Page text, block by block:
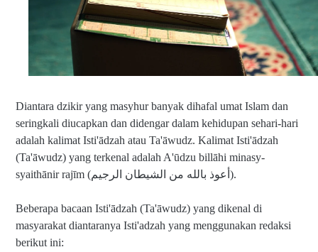
Diantara dzikir yang masyhur banyak dihafal umat Islam dan
seringkali diucapkan dan didengar dalam kehidupan sehari-hari
adalah kalimat Isti'ādzah atau Ta'āwudz. Kalimat Isti'ādzah
(Ta'āwudz) yang terkenal adalah A'ūdzu billāhi minasy-
syaithānir rajīm (أعوذ بالله من الشيطان الرجيم).
Beberapa bacaan Isti'ādzah (Ta'āwudz) yang dikenal di
masyarakat diantaranya Isti'adzah yang menggunakan redaksi
berikut ini: